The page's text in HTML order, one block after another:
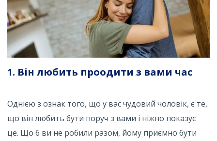
1. Він любить проодити з вами час
Однією з ознак того, що у вас чудовий чоловік, є те,
що він любить бути поруч з вами і ніжно показує
це. Що б ви не робили разом, йому приємно бути